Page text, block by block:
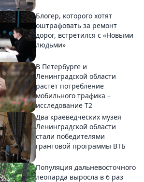
Блогер, которого хотят
оштрафовать за ремонт
дорог, встретился с «Новыми
людьми»
В Петербурге и
Ленинградской области
растет потребление
мобильного трафика –
исследование T2
Два краеведческих музея
Ленинградской области
стали победителями
грантовой программы ВТБ
Популяция дальневосточного
леопарда выросла в 6 раз